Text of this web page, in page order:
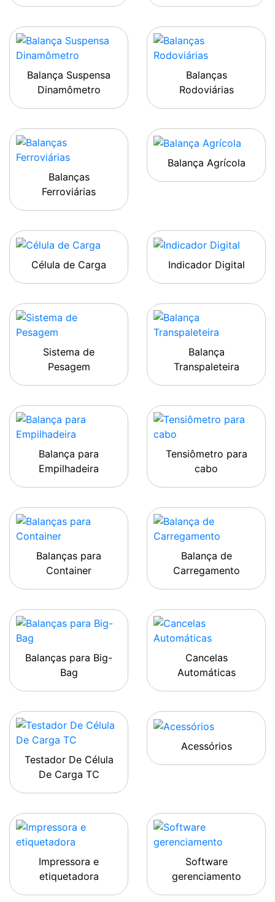
Balança Suspensa
Dinamômetro
Balanças
Rodoviárias
Balanças
Ferroviárias
Balança Agrícola
Célula de Carga Indicador Digital
Sistema de
Pesagem
Balança
Transpaleteira
Balança para
Empilhadeira
Tensiômetro para
cabo
Balanças para
Container
Balança de
Carregamento
Balanças para Big-
Bag
Cancelas
Automáticas
Testador De Célula
De Carga TC
Acessórios
Impressora e
etiquetadora
Software
gerenciamento